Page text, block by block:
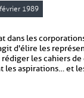
1989
dans les
d'élire les
les cahiers de
les aspirations… et